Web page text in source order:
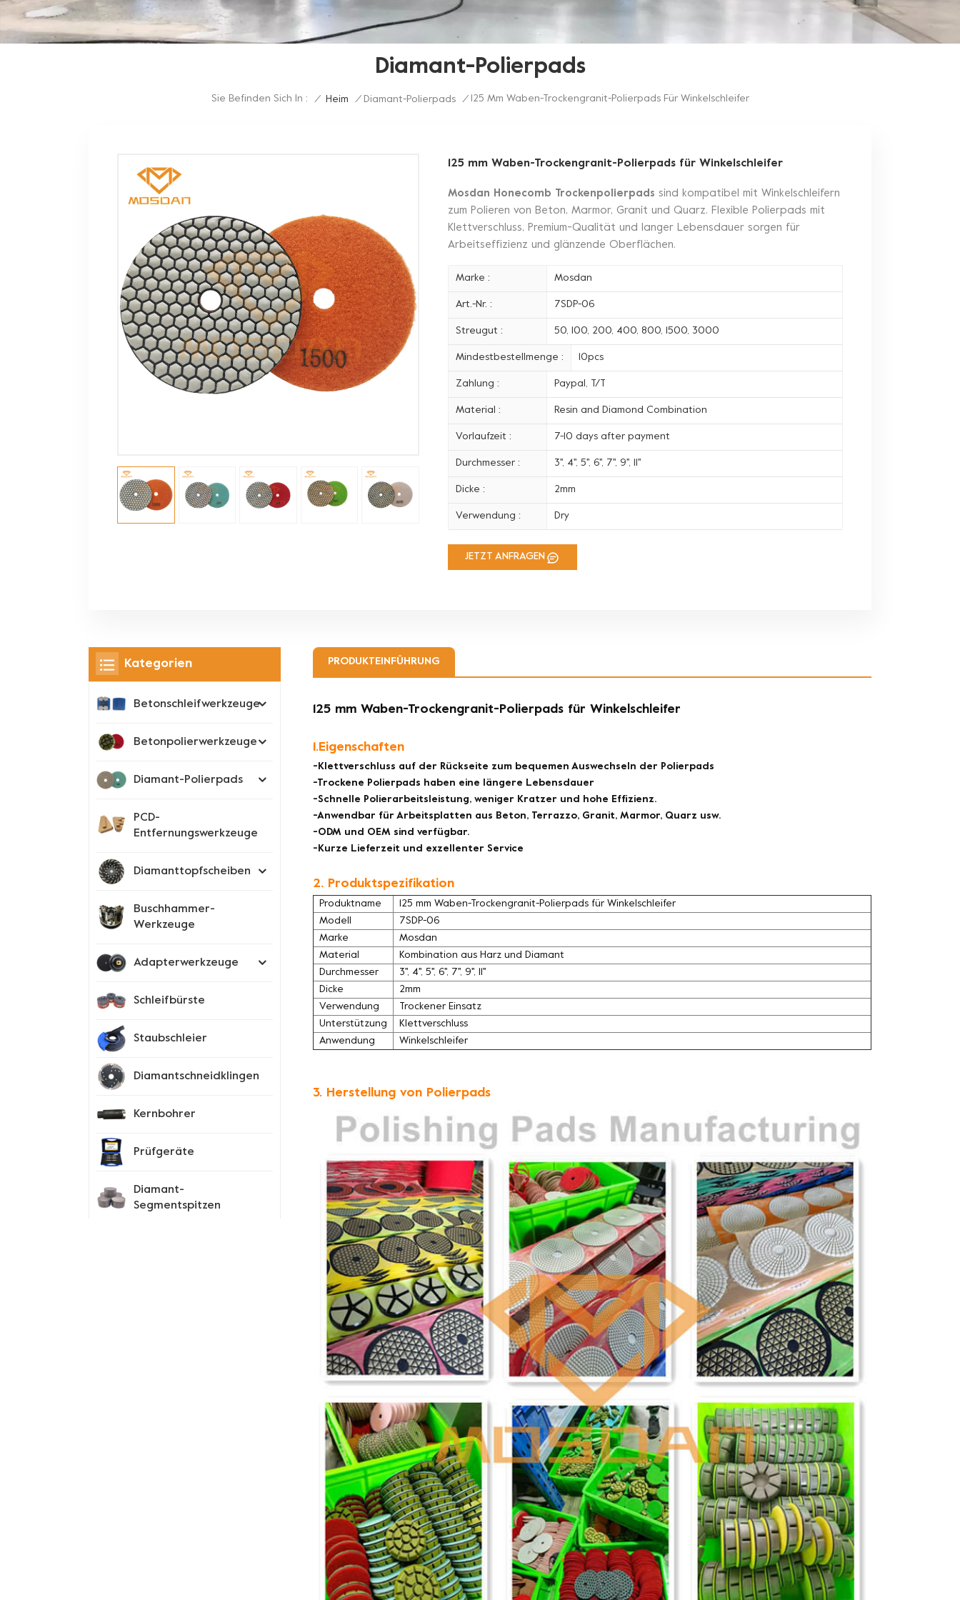
Diamant-Polierpads
Sie Befinden Sich In : / Heim / Diamant-Polierpads / 125 Mm Waben-Trockengranit-Polierpads Für Winkelschleifer
125 mm Waben-Trockengranit-Polierpads für Winkelschleifer
Mosdan Honecomb Trockenpolierpads sind kompatibel mit Winkelschleifern
zum Polieren von Beton, Marmor, Granit und Quarz. Flexible Polierpads mit
Klettverschluss, Premium-Qualität und langer Lebensdauer sorgen für
Arbeitseffizienz und glänzende Oberflächen.
Marke : Mosdan
Art.-Nr. : 7SDP-06
Streugut : 50, 100, 200, 400, 800, 1500, 3000
Mindestbestellmenge : 10pcs
Zahlung : Paypal, T/T
Material : Resin and Diamond Combination
Vorlaufzeit : 7-10 days after payment
Durchmesser : 3'', 4'', 5'', 6'', 7'', 9'', 11''
Dicke : 2mm
Verwendung : Dry
JETZT ANFRAGEN
PRODUKTEINFÜHRUNG
125 mm Waben-Trockengranit-Polierpads für Winkelschleifer
1.Eigenschaften
-Klettverschluss auf der Rückseite zum bequemen Auswechseln der Polierpads
-Trockene Polierpads haben eine längere Lebensdauer
-Schnelle Polierarbeitsleistung, weniger Kratzer und hohe Effizienz.
-Anwendbar für Arbeitsplatten aus Beton, Terrazzo, Granit, Marmor, Quarz usw.
-ODM und OEM sind verfügbar.
-Kurze Lieferzeit und exzellenter Service
2. Produktspezifikation
Produktname
125 mm Waben-Trockengranit-Polierpads für Winkelschleifer
Modell
7SDP-06
Marke
Mosdan
Material
Kombination aus Harz und Diamant
Durchmesser
3'', 4'', 5'', 6'', 7'', 9'', 11''
Dicke
2mm
Verwendung
Trockener Einsatz
Unterstützung
Klettverschluss
Anwendung
Winkelschleifer
3. Herstellung von Polierpads
Kategorien
Betonschleifwerkzeuge
Betonpolierwerkzeuge
Diamant-Polierpads
PCD-
Entfernungswerkzeuge
Diamanttopfscheiben
Buschhammer-
Werkzeuge
Adapterwerkzeuge
Schleifbürste
Staubschleier
Diamantschneidklingen
Kernbohrer
Prüfgeräte
Diamant-
Segmentspitzen